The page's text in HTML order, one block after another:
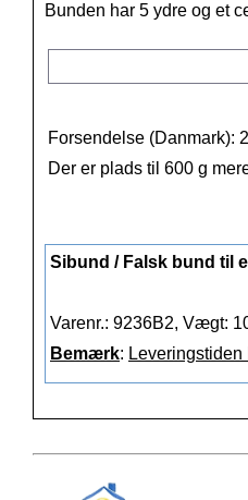
Bunden har 5 ydre og et
Forsendelse (Danmark):
Der er plads til 600 g
Sibund / Falsk bund til
Varenr.: 9236B2, Vægt:
Bemærk: